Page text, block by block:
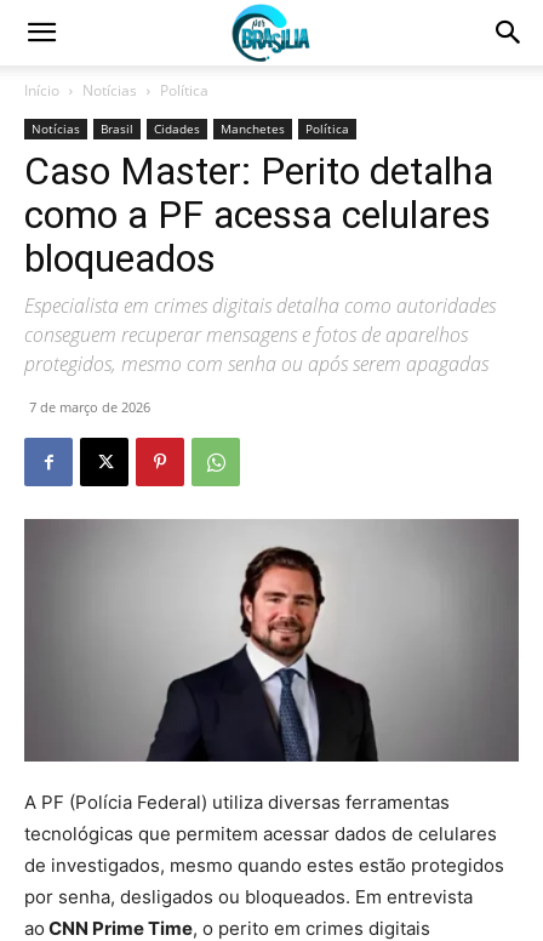
Início Notícias Política
Notícias Brasil Cidades Manchetes Política
Caso Master: Perito detalha
como a PF acessa celulares
bloqueados
Especialista em crimes digitais detalha como autoridades
conseguem recuperar mensagens e fotos de aparelhos
protegidos, mesmo com senha ou após serem apagadas
7 de março de 2026
A PF (Polícia Federal) utiliza diversas ferramentas
tecnológicas que permitem acessar dados de celulares
de investigados, mesmo quando estes estão protegidos
por senha, desligados ou bloqueados. Em entrevista
ao CNN Prime Time, o perito em crimes digitais